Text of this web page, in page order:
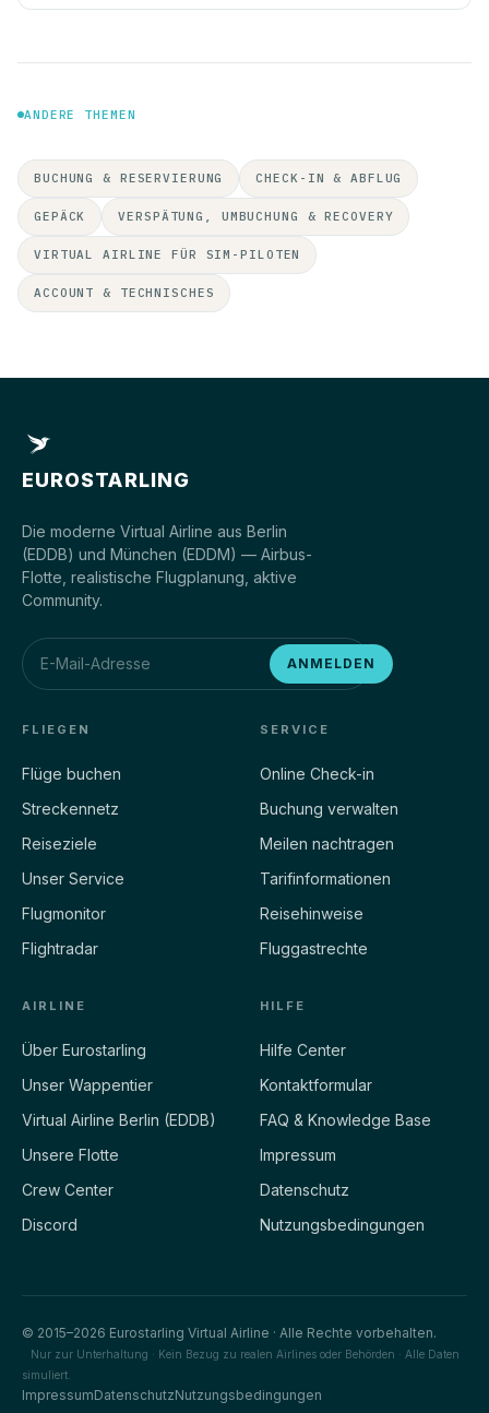
ANDERE THEMEN
BUCHUNG & RESERVIERUNG CHECK-IN & ABFLUG
GEPÄCK VERSPÄTUNG, UMBUCHUNG & RECOVERY
VIRTUAL AIRLINE FÜR SIM-PILOTEN
ACCOUNT & TECHNISCHES
EUROSTARLING
Die moderne Virtual Airline aus Berlin
(EDDB) und München (EDDM) — Airbus-
Flotte, realistische Flugplanung, aktive
Community.
ANMELDEN
FLIEGEN
Flüge buchen
Streckennetz
Reiseziele
Unser Service
Flugmonitor
Flightradar
SERVICE
Online Check-in
Buchung verwalten
Meilen nachtragen
Tarifinformationen
Reisehinweise
Fluggastrechte
AIRLINE
Über Eurostarling
Unser Wappentier
Virtual Airline Berlin (EDDB)
Unsere Flotte
Crew Center
Discord
HILFE
Hilfe Center
Kontaktformular
FAQ & Knowledge Base
Impressum
Datenschutz
Nutzungsbedingungen
© 2015–2026 Eurostarling Virtual Airline · Alle Rechte vorbehalten.
Nur zur Unterhaltung · Kein Bezug zu realen Airlines oder Behörden · Alle Daten
simuliert.
ImpressumDatenschutzNutzungsbedingungen